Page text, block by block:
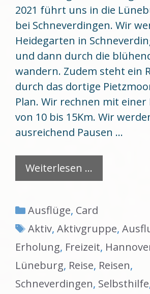
2021 führt uns in die
bei Schneverdingen. Wir
Heidegarten in
und dann durch die
wandern. Zudem steht ein
durch das dortige
Plan. Wir rechnen mit einer
von 10 bis 15Km. Wir
ausreichend Pausen …
Weiterlesen …
Kategorien
Ausflüge, Card
Schlagwörter
Aktiv, Aktivgruppe,
Erholung, Freizeit,
Lüneburg, Reise, Reisen,
Schneverdingen, Selbsthilfe